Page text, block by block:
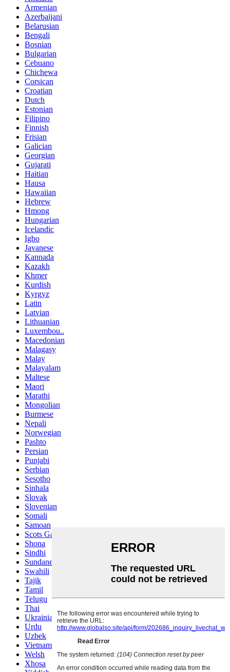
Armenian
Azerbaijani
Belarusian
Bengali
Bosnian
Bulgarian
Cebuano
Chichewa
Corsican
Croatian
Dutch
Estonian
Filipino
Finnish
Frisian
Galician
Georgian
Gujarati
Haitian
Hausa
Hawaiian
Hebrew
Hmong
Hungarian
Icelandic
Igbo
Javanese
Kannada
Kazakh
Khmer
Kurdish
Kyrgyz
Latin
Latvian
Lithuanian
Luxembou..
Macedonian
Malagasy
Malay
Malayalam
Maltese
Maori
Marathi
Mongolian
Burmese
Nepali
Norwegian
Pashto
Persian
Punjabi
Serbian
Sesotho
Sinhala
Slovak
Slovenian
Somali
Samoan
Scots Gaelic
Shona
Sindhi
Sundanese
Swahili
Tajik
Tamil
Telugu
Thai
Ukrainian
Urdu
Uzbek
Vietnamese
Welsh
Xhosa